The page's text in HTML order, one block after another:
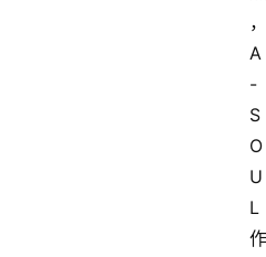
，
A
-
S
O
U
L
作